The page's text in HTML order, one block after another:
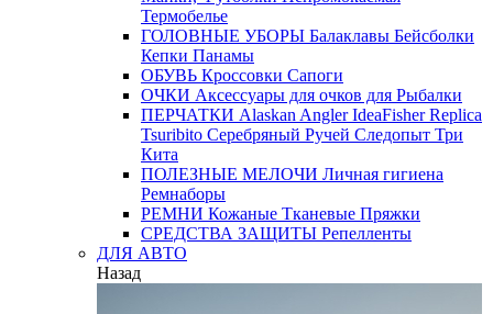
Термобелье
ГОЛОВНЫЕ УБОРЫ Балаклавы Бейсболки
Кепки Панамы
ОБУВЬ Кроссовки Сапоги
ОЧКИ Аксессуары для очков для Рыбалки
ПЕРЧАТКИ Alaskan AnglerIdeaFisherReplica
Tsuribito Серебряный Ручей Следопыт Три
Кита
ПОЛЕЗНЫЕ МЕЛОЧИ Личная гигиена
Ремнаборы
РЕМНИ Кожаные Тканевые Пряжки
СРЕДСТВА ЗАЩИТЫ Репелленты
ДЛЯ АВТО
Назад